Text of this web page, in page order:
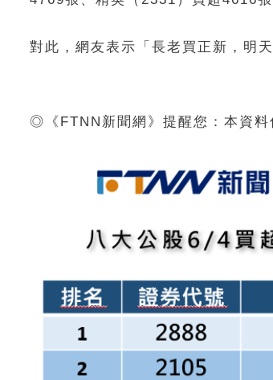
對此，網友表示「長老買正新，明
◎《FTNN新聞網》提醒您：本資料